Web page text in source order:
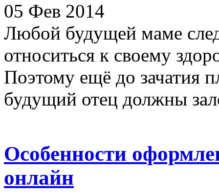
05 Фев 2014
Любой будущей маме
относиться к своему
Поэтому ещё до зачатия
будущий отец должны
Особенности
онлайн